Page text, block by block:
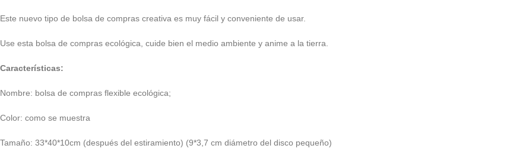
Este nuevo tipo de bolsa de compras creativa es muy fácil y conveniente de usar.
Use esta bolsa de compras ecológica, cuide bien el medio ambiente y anime a la tierra.
Características:
Nombre: bolsa de compras flexible ecológica;
Color: como se muestra
Tamaño: 33*40*10cm (después del estiramiento) (9*3,7 cm diámetro del disco pequeño)